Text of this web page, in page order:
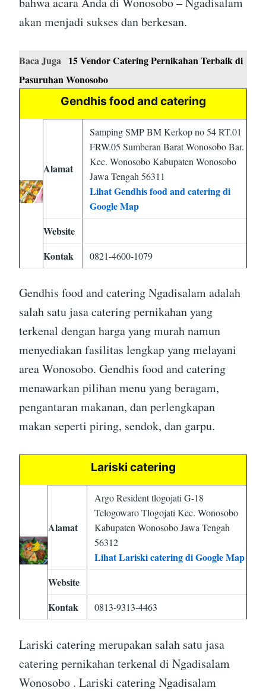
akan menjadi sukses dan berkesan.
Baca Juga
15 Vendor Catering Pernikahan Terbaik di
Pasuruhan Wonosobo
Gendhis food and catering
Alamat
Samping SMP BM Kerkop no 54 RT.01
FRW.05 Sumberan Barat Wonosobo Bar.
Kec. Wonosobo Kabupaten Wonosobo
Jawa Tengah 56311
Lihat Gendhis food and catering di
Google Map
Website
Kontak
0821-4600-1079
Gendhis food and catering Ngadisalam adalah
salah satu jasa catering pernikahan yang
terkenal dengan harga yang murah namun
menyediakan fasilitas lengkap yang melayani
area Wonosobo. Gendhis food and catering
menawarkan pilihan menu yang beragam,
pengantaran makanan, dan perlengkapan
makan seperti piring, sendok, dan garpu.
Lariski catering
Alamat
Argo Resident tlogojati G-18
Telogowaro Tlogojati Kec. Wonosobo
Kabupaten Wonosobo Jawa Tengah
56312
Lihat Lariski catering di Google Map
Website
Kontak
0813-9313-4463
Lariski catering merupakan salah satu jasa
catering pernikahan terkenal di Ngadisalam
Wonosobo . Lariski catering Ngadisalam